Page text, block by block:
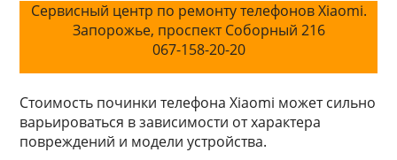
Сервисный центр по ремонту телефонов Xiaomi.
Запорожье, проспект Соборный 216
067-158-20-20
Стоимость починки телефона Xiaomi может сильно
варьироваться в зависимости от характера
повреждений и модели устройства.